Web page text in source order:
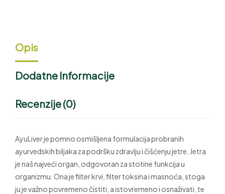
Opis
Dodatne Informacije
Recenzije (0)
AyuLiver je pomno osmišljena formulacija probranih
ayurvedskih biljaka za podršku zdravlju i čišćenju jetre. Jetra
je naš najveći organ, odgovoran za stotine funkcija u
organizmu. Ona je filter krvi, filter toksina i masnoća, stoga
ju je važno povremeno čistiti, a istovremeno i osnaživati, te